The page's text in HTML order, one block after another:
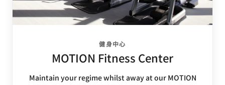
健身中心
MOTION Fitness Center
Maintain your regime whilst away at our MOTION